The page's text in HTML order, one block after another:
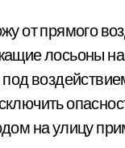
от прямого
лосьоны
на улицу